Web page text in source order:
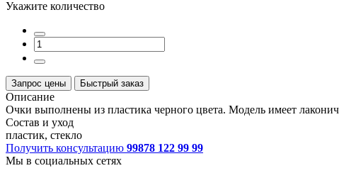
Укажите количество
Запрос цены Быстрый заказ
Описание
Очки выполнены из пластика черного цвета. Модель имеет
Состав и уход
пластик, стекло
Получить консультацию 99878 122 99 99
Мы в социальных сетях